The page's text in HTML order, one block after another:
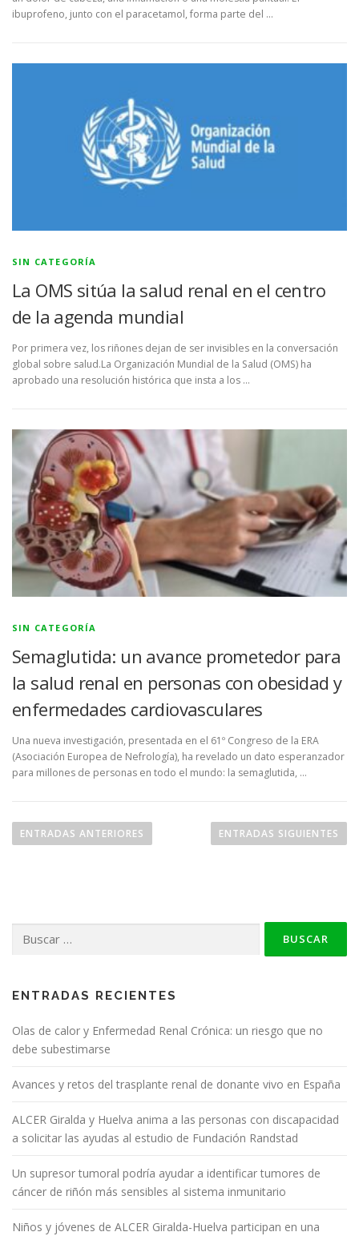
ibuprofeno, junto con el paracetamol, forma parte del …
SIN CATEGORÍA
La OMS sitúa la salud renal en el centro
de la agenda mundial
Por primera vez, los riñones dejan de ser invisibles en la conversación
global sobre salud.La Organización Mundial de la Salud (OMS) ha
aprobado una resolución histórica que insta a los …
SIN CATEGORÍA
Semaglutida: un avance prometedor para
la salud renal en personas con obesidad y
enfermedades cardiovasculares
Una nueva investigación, presentada en el 61º Congreso de la ERA
(Asociación Europea de Nefrología), ha revelado un dato esperanzador
para millones de personas en todo el mundo: la semaglutida, …
a
n
e
n
r
a
d
a
ENTRADAS ANTERIORES ENTRADAS SIGUIENTES
ENTRADAS RECIENTES
Olas de calor y Enfermedad Renal Crónica: un riesgo que no
debe subestimarse
Avances y retos del trasplante renal de donante vivo en España
ALCER Giralda y Huelva anima a las personas con discapacidad
a solicitar las ayudas al estudio de Fundación Randstad
Un supresor tumoral podría ayudar a identificar tumores de
cáncer de riñón más sensibles al sistema inmunitario
Niños y jóvenes de ALCER Giralda-Huelva participan en una